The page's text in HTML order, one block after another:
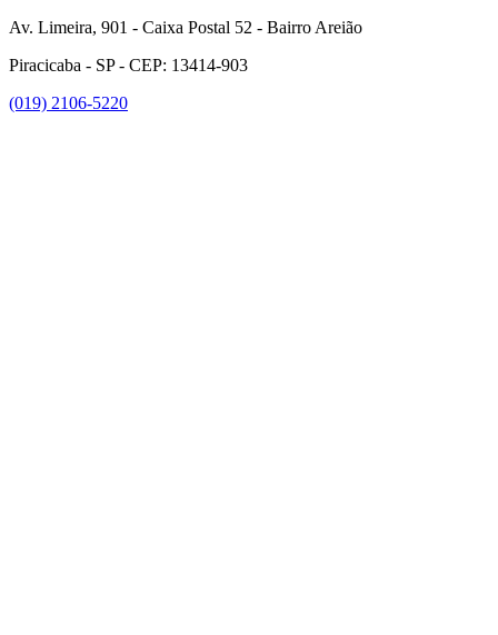
Av. Limeira, 901 - Caixa Postal 52 - Bairro Areião
Piracicaba - SP - CEP: 13414-903
(019) 2106-5220